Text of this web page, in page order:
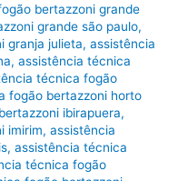
bertazzoni grande
grande são paulo,
granja julieta,assistência
,assistência técnica
técnica fogão
fogão bertazzoni horto
ibirapuera,
imirim,assistência
,assistência técnica
técnica fogão